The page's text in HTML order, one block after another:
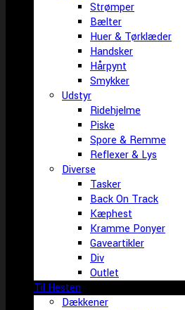
Strømper
Bælter
Huer & Tørklæder
Handsker
Hårpynt
Smykker
Udstyr
Ridehjelme
Piske
Spore & Remme
Reflexer & Lys
Diverse
Tasker
Back On Track
Kæphest
Kramme Ponyer
Gaveartikler
Div
Outlet
Til Hesten
Dækkener